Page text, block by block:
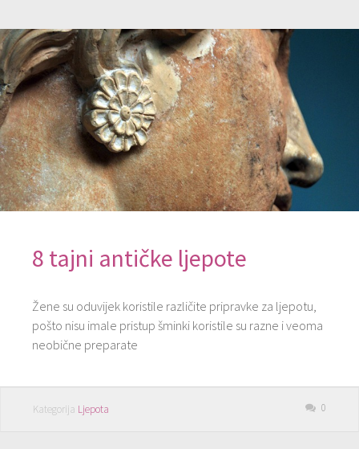
8 tajni antičke ljepote
Žene su oduvijek koristile različite pripravke za ljepotu,
pošto nisu imale pristup šminki koristile su razne i veoma
neobične preparate
Kategorija Ljepota 0